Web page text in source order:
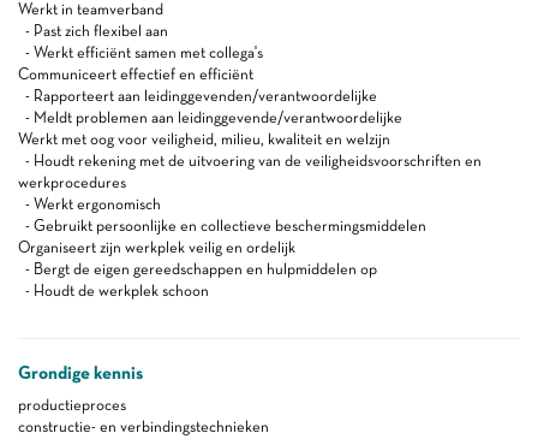
Werkt in teamverband
- Past zich flexibel aan
- Werkt efficiënt samen met collega's
Communiceert effectief en efficiënt
- Rapporteert aan leidinggevenden/verantwoordelijke
- Meldt problemen aan leidinggevende/verantwoordelijke
Werkt met oog voor veiligheid, milieu, kwaliteit en welzijn
- Houdt rekening met de uitvoering van de veiligheidsvoorschriften en
werkprocedures
- Werkt ergonomisch
- Gebruikt persoonlijke en collectieve beschermingsmiddelen
Organiseert zijn werkplek veilig en ordelijk
- Bergt de eigen gereedschappen en hulpmiddelen op
- Houdt de werkplek schoon
Grondige kennis
productieproces
constructie- en verbindingstechnieken